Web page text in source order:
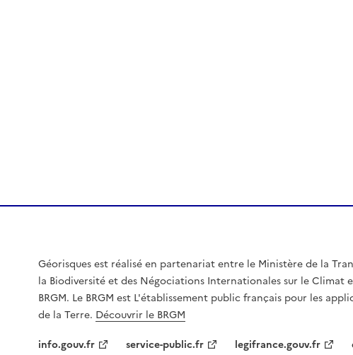
Géorisques est réalisé en partenariat entre le Ministère de la
la Biodiversité et des Négociations Internationales sur le Climat
BRGM. Le BRGM est L'établissement public français pour les
de la Terre. Découvrir le BRGM
info.gouv.fr
service-public.fr legifrance.gouv.fr